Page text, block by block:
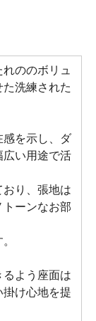
ののボリュ
洗練された
感を示し、ダ
広い用途で活
り、張地は
ーンなお部
よう座面は
け心地を提